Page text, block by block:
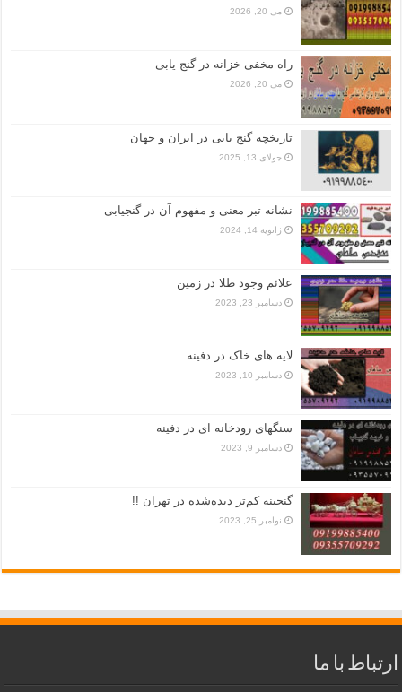
می 20, 2026
راه مخفی خزانه در گنج یابی
می 20, 2026
تاریخچه گنج‌ یابی در ایران و جهان
جولای 13, 2025
نشانه تبر معنی و مفهوم آن در گنجیابی
ژانویه 14, 2024
علائم وجود طلا در زمین
دسامبر 23, 2023
لایه های خاک در دفینه
دسامبر 10, 2023
سنگهای رودخانه ای در دفینه
دسامبر 9, 2023
گنجینه کم‌تر دیده‌شده در تهران !!
نوامبر 25, 2023
ارتباط با ما